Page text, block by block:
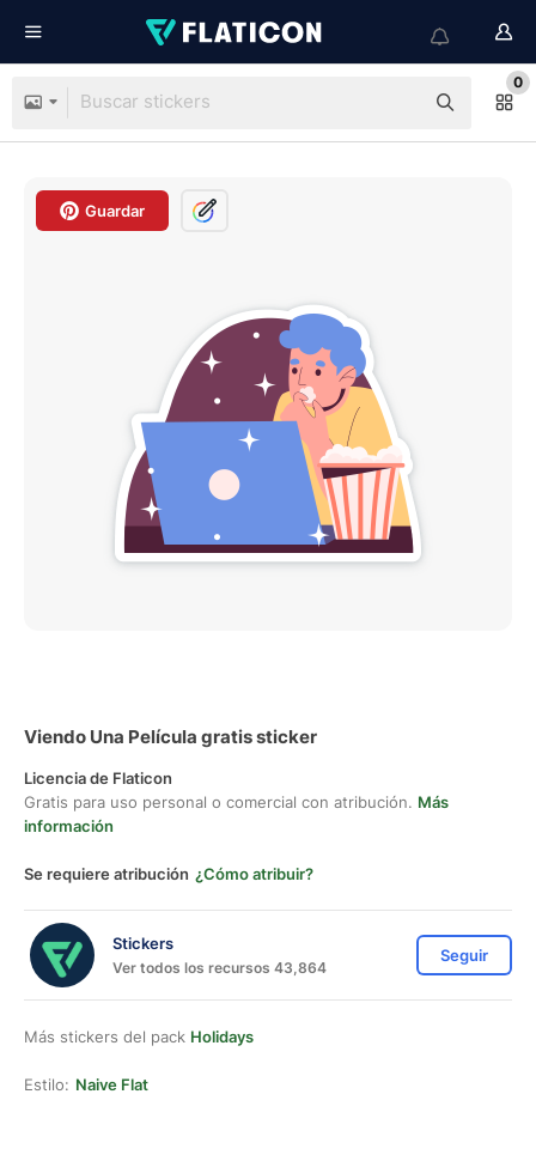
0
Guardar
Viendo Una Película gratis sticker
Licencia de Flaticon
Gratis para uso personal o comercial con atribución. Más
información
Se requiere atribución ¿Cómo atribuir?
Stickers
Ver todos los recursos 43,864
Seguir
Más stickers del pack Holidays
Estilo: Naive Flat